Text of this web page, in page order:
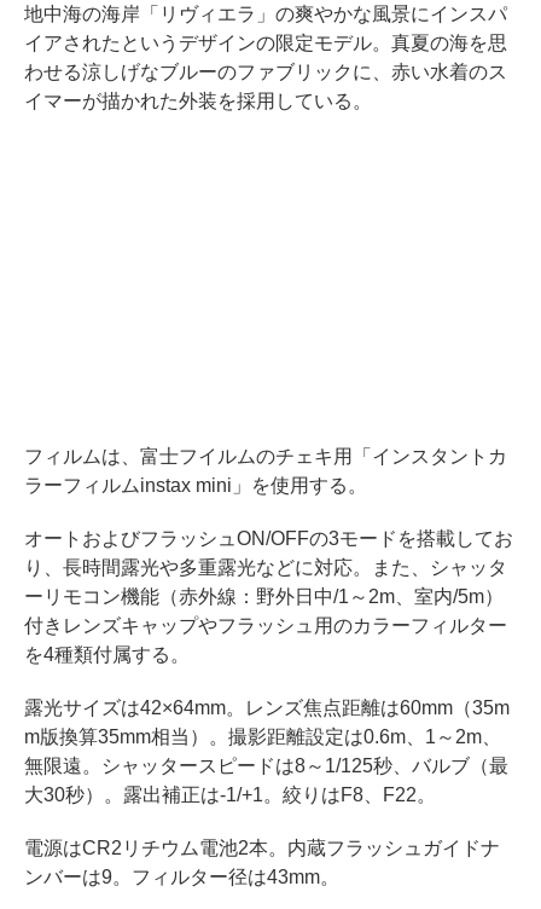
地中海の海岸「リヴィエラ」の爽やかな風景にインスパ
イアされたというデザインの限定モデル。真夏の海を思
わせる涼しげなブルーのファブリックに、赤い水着のス
イマーが描かれた外装を採用している。
フィルムは、富士フイルムのチェキ用「インスタントカ
ラーフィルムinstax mini」を使用する。
オートおよびフラッシュON/OFFの3モードを搭載してお
り、長時間露光や多重露光などに対応。また、シャッタ
ーリモコン機能（赤外線：野外日中/1～2m、室内/5m）
付きレンズキャップやフラッシュ用のカラーフィルター
を4種類付属する。
露光サイズは42×64mm。レンズ焦点距離は60mm（35m
m版換算35mm相当）。撮影距離設定は0.6m、1～2m、
無限遠。シャッタースピードは8～1/125秒、バルブ（最
大30秒）。露出補正は-1/+1。絞りはF8、F22。
電源はCR2リチウム電池2本。内蔵フラッシュガイドナ
ンバーは9。フィルター径は43mm。